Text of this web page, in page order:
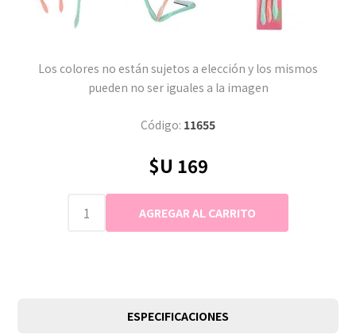
Los colores no están sujetos a elección y los mismos
pueden no ser iguales a la imagen
Código: 11655
$U 169
ESPECIFICACIONES